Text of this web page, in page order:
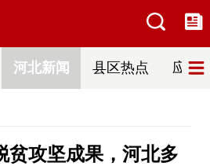
河北新闻 县区热点 应急
贫攻坚成果，河北多